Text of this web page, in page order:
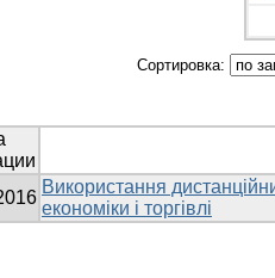
Сортировка:
Використання
економіки і торгівлі